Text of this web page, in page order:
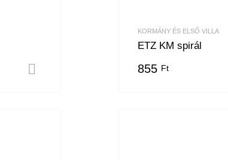
KORMÁNY ÉS ELSŐ VILLA
ETZ KM spirál
855 Ft